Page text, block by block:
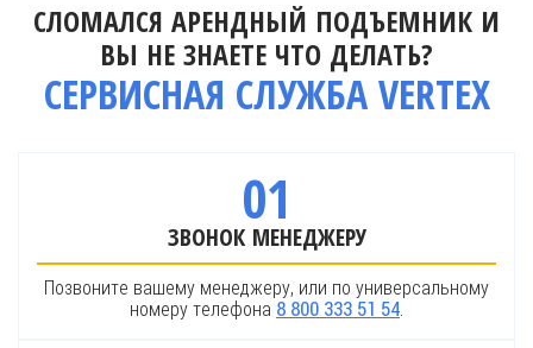
СЛОМАЛСЯ АРЕНДНЫЙ ПОДЪЕМНИК И
ВЫ НЕ ЗНАЕТЕ ЧТО ДЕЛАТЬ?
СЕРВИСНАЯ СЛУЖБА VERTEX
01
ЗВОНОК МЕНЕДЖЕРУ
Позвоните вашему менеджеру, или по универсальному
номеру телефона 8 800 333 51 54